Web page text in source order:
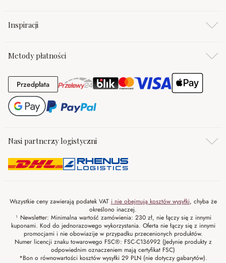
Inspiracji
Metody płatności
PrzedpłataPrzedpłata
Nasi partnerzy logistyczni
Wszystkie ceny zawierają podatek VAT i nie obejmują kosztów wysyłki, chyba że
określono inaczej.
¹ Newsletter: Minimalna wartość zamówienia: 230 zł, nie łączy się z innymi
kuponami. Kod do jednorazowego wykorzystania. Oferta nie łączy się z innymi
promocjami i nie obowiazije w przypadku przecenionych produktów.
Numer licencji znaku towarowego FSC®: FSC-C136992 (Jedynie produkty z
odpowiednim oznaczeniem mają certyfikat FSC)
*Bon o równowartości kosztów wysyłki 29 PLN (nie dotyczy gabarytów).